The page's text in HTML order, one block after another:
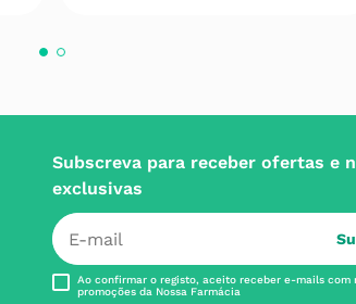
Subscreva para receber ofertas e
exclusivas
Ao confirmar o registo, aceito receber e-mails com
promoções da Nossa Farmácia